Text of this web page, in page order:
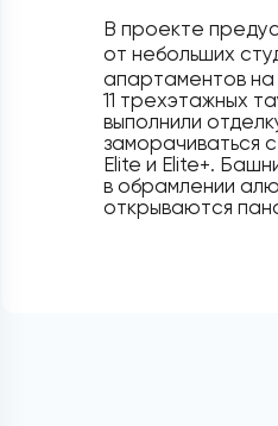
В проекте
от небольших
апартаментов на
11 трехэтажных
выполнили
заморачиваться
Elite и Elite+.
в обрамлении
открываются